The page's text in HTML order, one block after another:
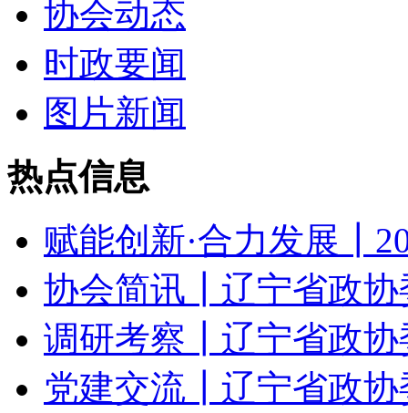
协会动态
时政要闻
图片新闻
热点信息
赋能创新·合力发展
协会简讯┃辽宁省政协
调研考察┃辽宁省政协
党建交流┃辽宁省政协